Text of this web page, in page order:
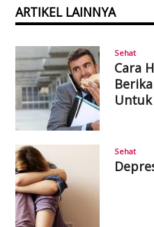
ARTIKEL LAINNYA
Sehat
Cara
Sehat